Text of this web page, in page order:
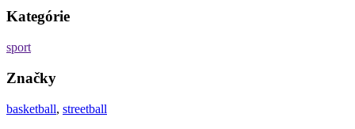
Kategórie
sport
Značky
basketball, streetball